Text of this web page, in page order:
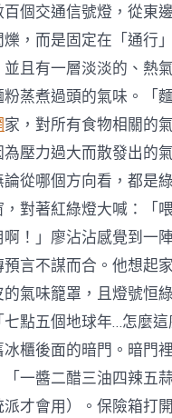
個交通信號燈，從東
，而是固定在「通行
且有一層淡淡的、熱
蒸煮過頭的氣味。「
家，對所有食物相關的
壓力過大而散發出的
從哪個方向看，都是
對著紅綠燈大喊：「
！」廖沾沾感覺到一
預言不謀而合。他想起
氣味籠罩，且燈號恒綠
點五個地球年…怎麼
櫃後面的暗門。暗門
一醬二醋三油四辣五
才會用）。保險箱打